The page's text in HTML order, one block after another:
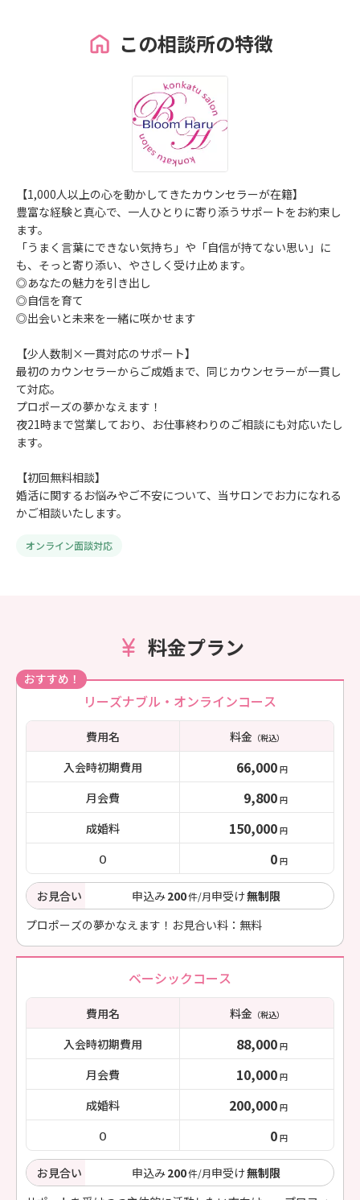
この相談所の特徴
【1,000人以上の心を動かしてきたカウンセラーが在籍】
豊富な経験と真心で、一人ひとりに寄り添うサポートをお約束し
ます。
「うまく言葉にできない気持ち」や「自信が持てない思い」に
も、そっと寄り添い、やさしく受け止めます。
◎あなたの魅力を引き出し
◎自信を育て
◎出会いと未来を一緒に咲かせます
【少人数制×一貫対応のサポート】
最初のカウンセラーからご成婚まで、同じカウンセラーが一貫し
て対応。
プロポーズの夢かなえます！
夜21時まで営業しており、お仕事終わりのご相談にも対応いたし
ます。
【初回無料相談】
婚活に関するお悩みやご不安について、当サロンでお力になれる
かご相談いたします。
オンライン面談対応
料金プラン
おすすめ！
リーズナブル・オンラインコース
費用名 料金（税込）
入会時初期費用 66,000 円
月会費 9,800 円
成婚料 150,000 円
０ 0 円
お見合い 申込み200件/月申受け無制限
プロポーズの夢かなえます！お見合い料：無料
ベーシックコース
費用名 料金（税込）
入会時初期費用 88,000 円
月会費 10,000 円
成婚料 200,000 円
０ 0 円
お見合い 申込み200件/月申受け無制限